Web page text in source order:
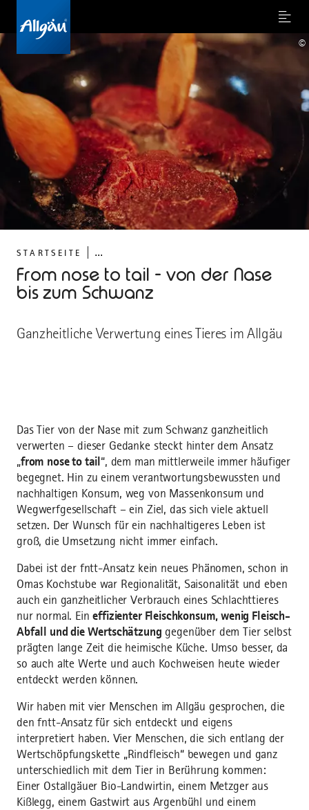
Menu
©
STARTSEITE ...
From nose to tail - von der Nase
bis zum Schwanz
Ganzheitliche Verwertung eines Tieres im Allgäu
Das Tier von der Nase mit zum Schwanz ganzheitlich
verwerten – dieser Gedanke steckt hinter dem Ansatz
„from nose to tail “, dem man mittlerweile immer häufiger
begegnet. Hin zu einem verantwortungsbewussten und
nachhaltigen Konsum, weg von Massenkonsum und
Wegwerfgesellschaft – ein Ziel, das sich viele aktuell
setzen. Der Wunsch für ein nachhaltigeres Leben ist
groß, die Umsetzung nicht immer einfach.
Dabei ist der fntt-Ansatz kein neues Phänomen, schon in
Omas Kochstube war Regionalität, Saisonalität und eben
auch ein ganzheitlicher Verbrauch eines Schlachttieres
nur normal. Eineffizienter Fleischkonsum, wenig Fleisch-
Abfall und die Wertschätzung gegenüber dem Tier selbst
prägten lange Zeit die heimische Küche. Umso besser, da
so auch alte Werte und auch Kochweisen heute wieder
entdeckt werden können.
Wir haben mit vier Menschen im Allgäu gesprochen, die
den fntt-Ansatz für sich entdeckt und eigens
interpretiert haben. Vier Menschen, die sich entlang der
Wertschöpfungskette „Rindfleisch“ bewegen und ganz
unterschiedlich mit dem Tier in Berührung kommen:
Einer Ostallgäuer Bio-Landwirtin, einem Metzger aus
Kißlegg, einem Gastwirt aus Argenbühl und einem